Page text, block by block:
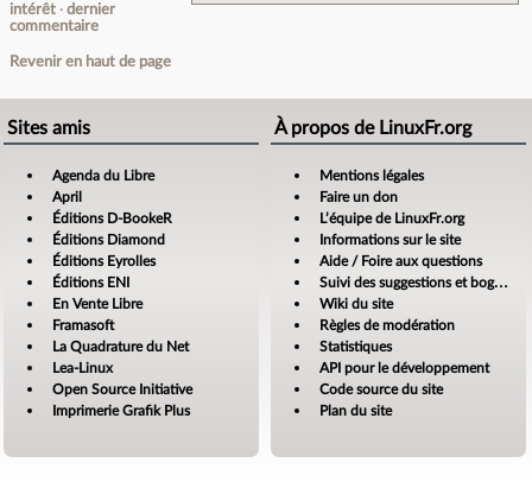
intérêt
dernier
commentaire
Revenir en haut de page
Sites amis
Agenda du Libre
April
Éditions D-BookeR
Éditions Diamond
Éditions Eyrolles
Éditions ENI
En Vente Libre
Framasoft
La Quadrature du Net
Lea-Linux
Open Source Initiative
Imprimerie Grafik Plus
À propos de LinuxFr.org
Mentions légales
Faire un don
L’équipe de LinuxFr.org
Informations sur le site
Aide / Foire aux questions
Suivi des suggestions et bogues
Wiki du site
Règles de modération
Statistiques
API pour le développement
Code source du site
Plan du site